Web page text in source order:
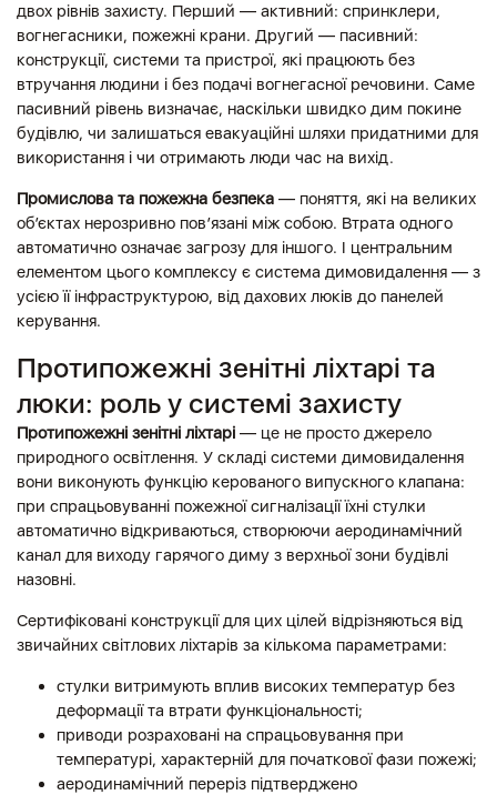
двох рівнів захисту. Перший — активний: спринклери,
вогнегасники, пожежні крани. Другий — пасивний:
конструкції, системи та пристрої, які працюють без
втручання людини і без подачі вогнегасної речовини. Саме
пасивний рівень визначає, наскільки швидко дим покине
будівлю, чи залишаться евакуаційні шляхи придатними для
використання і чи отримають люди час на вихід.
Промислова та пожежна безпека — поняття, які на великих
об’єктах нерозривно пов’язані між собою. Втрата одного
автоматично означає загрозу для іншого. І центральним
елементом цього комплексу є система димовидалення — з
усією її інфраструктурою, від дахових люків до панелей
керування.
Протипожежні зенітні ліхтарі та
люки: роль у системі захисту
Протипожежні зенітні ліхтарі — це не просто джерело
природного освітлення. У складі системи димовидалення
вони виконують функцію керованого випускного клапана:
при спрацьовуванні пожежної сигналізації їхні стулки
автоматично відкриваються, створюючи аеродинамічний
канал для виходу гарячого диму з верхньої зони будівлі
назовні.
Сертифіковані конструкції для цих цілей відрізняються від
звичайних світлових ліхтарів за кількома параметрами:
стулки витримують вплив високих температур без
деформації та втрати функціональності;
приводи розраховані на спрацьовування при
температурі, характерній для початкової фази пожежі;
аеродинамічний переріз підтверджено